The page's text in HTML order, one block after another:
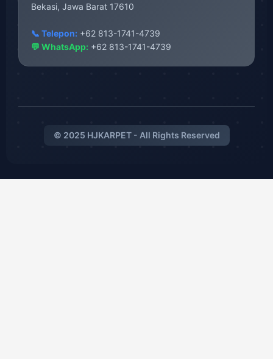
Bekasi, Jawa Barat 17610
📞 Telepon: +62 813-1741-4739
💬 WhatsApp: +62 813-1741-4739
© 2025 HJKARPET - All Rights Reserved